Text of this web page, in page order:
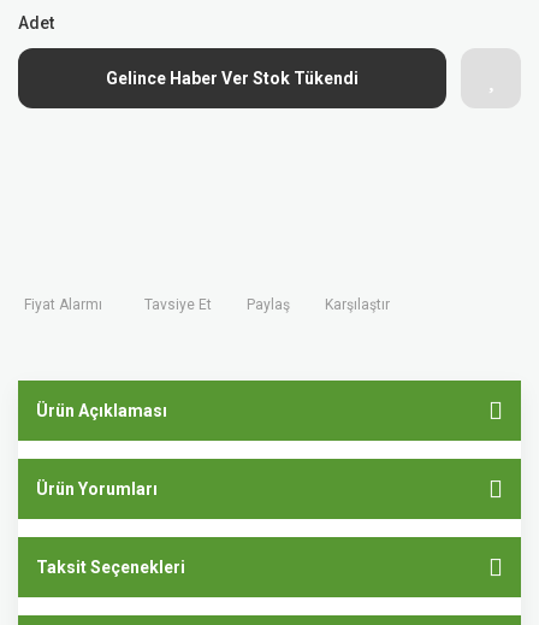
Adet
Gelince Haber Ver Stok Tükendi
Fiyat Alarmı Tavsiye Et Paylaş Karşılaştır
Ürün Açıklaması
Ürün Yorumları
Taksit Seçenekleri